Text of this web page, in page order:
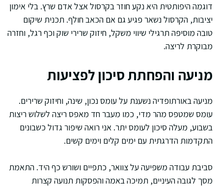
דוגמה היפותטית היא נקע חוזר בקרסול אצל אדם שרץ. בלי אימון
יציבות, הקרסול נשאר פגיע גם אם הכאב חולף. תכנית שיקום
טובה מוסיפה תרגילי שיווי משקל, חיזוק שרירי שוק וכף רגל, וחזרה
מבוקרת לריצה.
מניעה והפחתת סיכון לפציעות
מניעה באורתופדיה נשענת על עומס נכון, שינה, וחיזוק שרירים.
עומס שמטפס מהר מדי, כמו מעבר חד מאפס ריצה לשלוש ריצות
בשבוע, מעלה סיכון לעומס יתר. אני רואה שיפור גדול כשבונים
התקדמות הדרגתית עם ימים קלים וימים קשים.
סביבת עבודה משפיעה על צוואר, כתפיים ושורש כף היד. התאמת
מסך לגובה העיניים, תמיכה באמה והפסקות תנועה קצרות